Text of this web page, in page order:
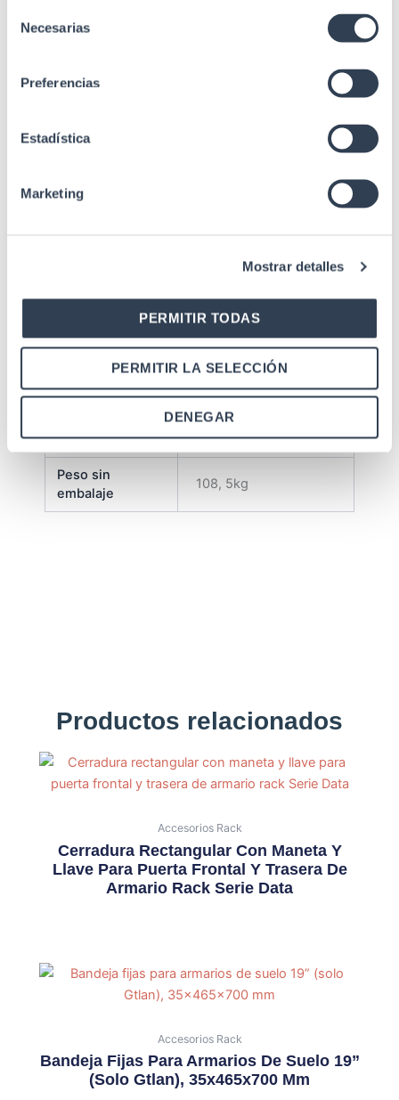
Necesarias
Preferencias
Estadística
Marketing
Mostrar detalles
PERMITIR TODAS
PERMITIR LA SELECCIÓN
DENEGAR
Recubrimiento en
1 Bandeja fija 1 Regleta
alimentación 19" 2
Ventiladores de techo
tornillos/tuercas 1 Kit 4
ruedas 1 Kit 4 pies de
nivelación
Peso sin
embalaje
108, 5kg
Productos relacionados
Accesorios Rack
Cerradura Rectangular Con Maneta Y
Llave Para Puerta Frontal Y Trasera De
Armario Rack Serie Data
Accesorios Rack
Bandeja Fijas Para Armarios De Suelo 19”
(solo Gtlan), 35x465x700 Mm